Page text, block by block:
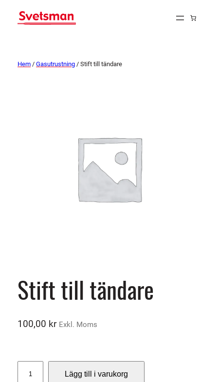
Hem / Gasutrustning / Stift till tändare
Stift till tändare
100,00 kr Exkl. Moms
Lägg till i varukorg